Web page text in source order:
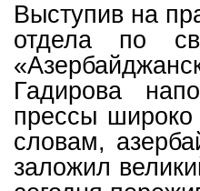
Выступив на
отдела по
Гадирова
прессы широко
словам,
заложил